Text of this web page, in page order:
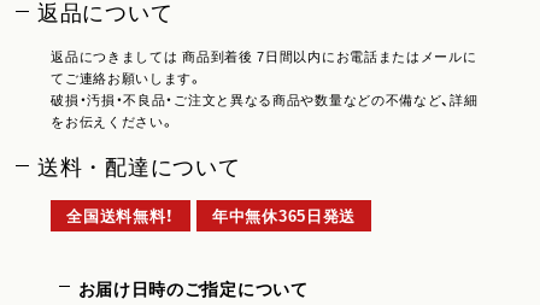
返品について
返品につきましては 商品到着後 7日間以内にお電話またはメールに
てご連絡お願いします。
破損・汚損・不良品・ご注文と異なる商品や数量などの不備など、詳細
をお伝えください。
送料・配達について
全国送料無料！ 年中無休365日発送
お届け日時のご指定について